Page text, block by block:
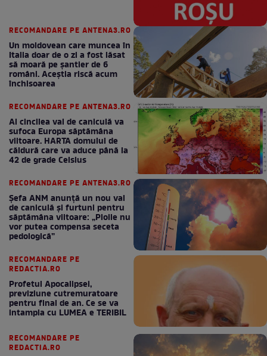
RECOMANDARE PE ANTENA3.RO
Un moldovean care muncea în
Italia doar de o zi a fost lăsat
să moară pe şantier de 6
români. Aceștia riscă acum
închisoarea
RECOMANDARE PE ANTENA3.RO
Al cincilea val de caniculă va
sufoca Europa săptămâna
viitoare. HARTA domului de
căldură care va aduce până la
42 de grade Celsius
RECOMANDARE PE ANTENA3.RO
Șefa ANM anunță un nou val
de caniculă și furtuni pentru
săptămâna viitoare: „Ploile nu
vor putea compensa seceta
pedologică”
RECOMANDARE PE
REDACTIA.RO
Profetul Apocalipsei,
previziune cutremuratoare
pentru final de an. Ce se va
intampla cu LUMEA e TERIBIL
RECOMANDARE PE
REDACTIA.RO